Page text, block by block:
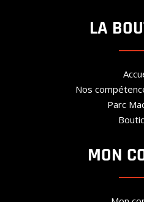
LA
Nos
Parc
MON